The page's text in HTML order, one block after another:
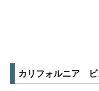
カリフォルニア ビ